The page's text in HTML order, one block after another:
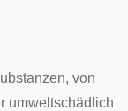
von
umweltschädlich